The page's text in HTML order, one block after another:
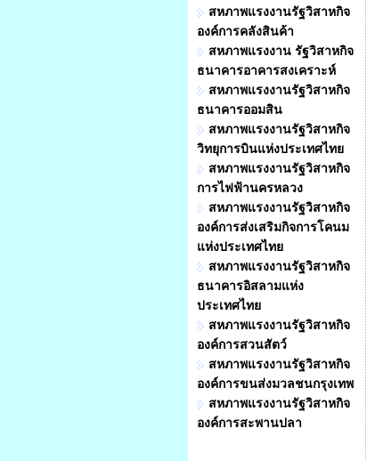
สหภาพแรงงานรัฐวิสาหกิจ
องค์การคลังสินค้า
สหภาพแรงงาน รัฐวิสาหกิจ
ธนาคารอาคารสงเคราะห์
สหภาพแรงงานรัฐวิสาหกิจ
ธนาคารออมสิน
สหภาพแรงงานรัฐวิสาหกิจ
วิทยุการบินแห่งประเทศไทย
สหภาพแรงงานรัฐวิสาหกิจ
การไฟฟ้านครหลวง
สหภาพแรงงานรัฐวิสาหกิจ
องค์การส่งเสริมกิจการโคนม
แห่งประเทศไทย
สหภาพแรงงานรัฐวิสาหกิจ
ธนาคารอิสลามแห่ง
ประเทศไทย
สหภาพแรงงานรัฐวิสาหกิจ
องค์การสวนสัตว์
สหภาพแรงงานรัฐวิสาหกิจ
องค์การขนส่งมวลชนกรุงเทพ
สหภาพแรงงานรัฐวิสาหกิจ
องค์การสะพานปลา